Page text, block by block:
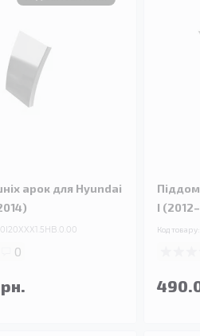
арок для Hyundai
0
I
Код товару: